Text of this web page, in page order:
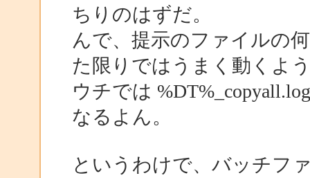
ちりのはずだ。
んで、提示のファイルの
た限りではうまく動くよ
ウチでは
なるよん。
というわけで、バッチフ